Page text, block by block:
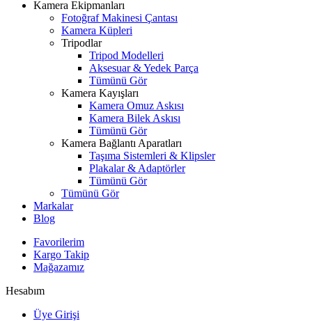
Kamera Ekipmanları
Fotoğraf Makinesi Çantası
Kamera Küpleri
Tripodlar
Tripod Modelleri
Aksesuar & Yedek Parça
Tümünü Gör
Kamera Kayışları
Kamera Omuz Askısı
Kamera Bilek Askısı
Tümünü Gör
Kamera Bağlantı Aparatları
Taşıma Sistemleri & Klipsler
Plakalar & Adaptörler
Tümünü Gör
Tümünü Gör
Markalar
Blog
Favorilerim
Kargo Takip
Mağazamız
Hesabım
Üye Girişi